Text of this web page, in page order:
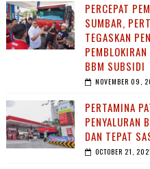
PERCEPAT
SUMBAR,
TEGASKAN
BBM SUBSIDI
NOVEMBER 09,
PERTAMINA
PENYALURAN
DAN TEPAT
OCTOBER 21,